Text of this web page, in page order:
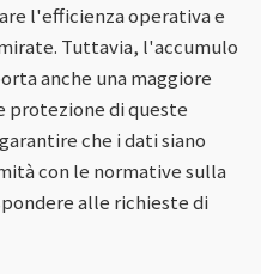
l'efficienza operativa e
Tuttavia, l'accumulo
anche una maggiore
protezione di queste
che i dati siano
con le normative sulla
alle richieste di